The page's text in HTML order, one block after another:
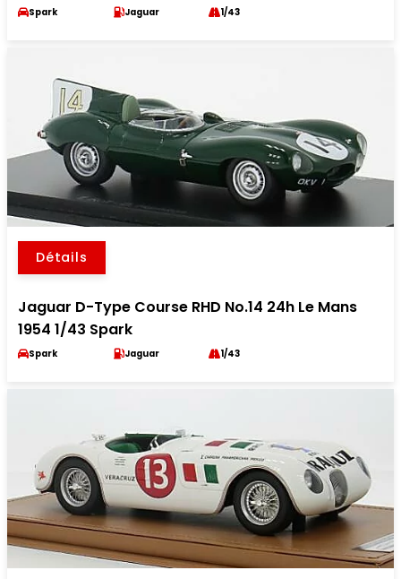
Spark Jaguar 1/43
Détails
Jaguar D-Type Course RHD No.14 24h Le Mans
1954 1/43 Spark
Spark Jaguar 1/43